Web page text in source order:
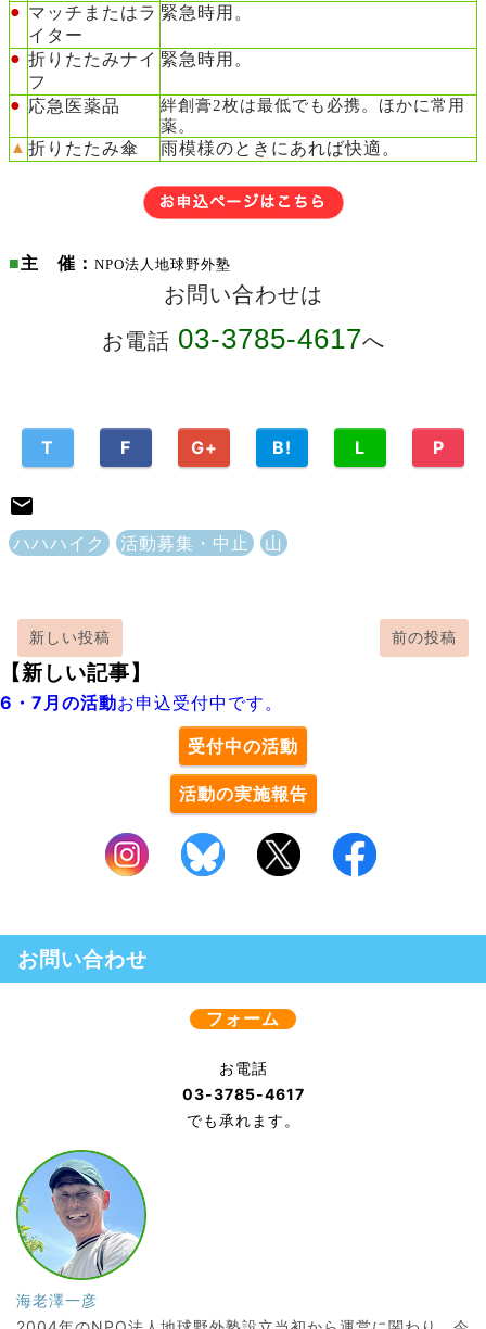
● マッチまたはラ
イター
緊急時用。
● 折りたたみナイ
フ
緊急時用。
● 応急医薬品
絆創膏2枚は最低でも必携。ほかに常用
薬。
▲ 折りたたみ傘 雨模様のときにあれば快適。
■主 催： NPO法人地球野外塾
お問い合わせは
お電話 03-3785-4617へ
T F G+ B! L P
ハハハイク 活動募集・中止 山
新しい投稿 前の投稿
【新しい記事】
6・7月の活動お申込受付中です。
受付中の活動
活動の実施報告
お問い合わせ
フォーム
お電話
03-3785-4617
でも承れます。
海老澤一彦